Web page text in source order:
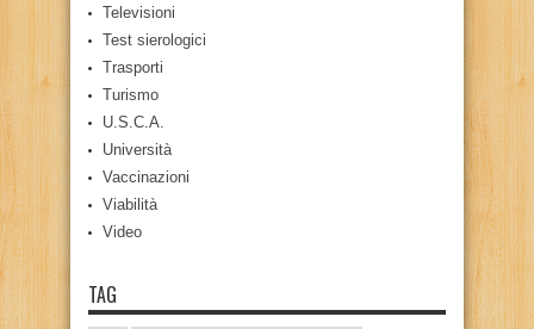
Televisioni
Test sierologici
Trasporti
Turismo
U.S.C.A.
Università
Vaccinazioni
Viabilità
Video
TAG